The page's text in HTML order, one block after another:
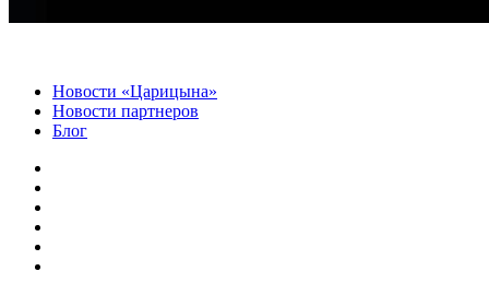
Новости «Царицына»
Новости партнеров
Блог